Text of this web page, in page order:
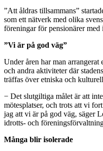
”Att åldras tillsammans”
som ett nätverk med olika
föreningar för pensionärer med
”Vi är på god väg”
Under åren har man arrangerat
och andra aktiviteter där
träffas över etniska och
− Det slutgiltiga målet är att
mötesplatser, och trots att vi
jag att vi är på god väg, säger
idrotts- och
Många blir isolerade